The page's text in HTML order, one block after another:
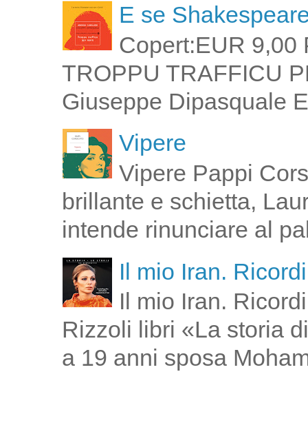
E se
Copert:EUR 9,00
TROPPU TRAFFICU
Giuseppe Dipasquale
Vipere
Vipere Pappi
brillante e schietta,
intende rinunciare al
Il mio Iran.
Il mio Iran.
Rizzoli libri «La storia
a 19 anni sposa